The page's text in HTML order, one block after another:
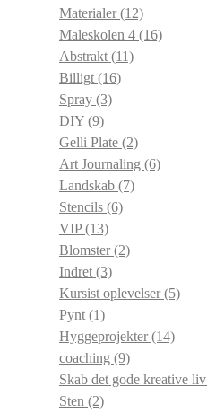
Materialer(12)
Maleskolen 4 (16)
Abstrakt (11)
Billigt (16)
Spray (3)
DIY (9)
Gelli Plate (2)
Art Journaling (6)
Landskab (7)
Stencils (6)
VIP(13)
Blomster(2)
Indret (3)
Kursist oplevelser(5)
Pynt (1)
Hyggeprojekter(14)
coaching (9)
Skab det gode kreative liv
Sten (2)